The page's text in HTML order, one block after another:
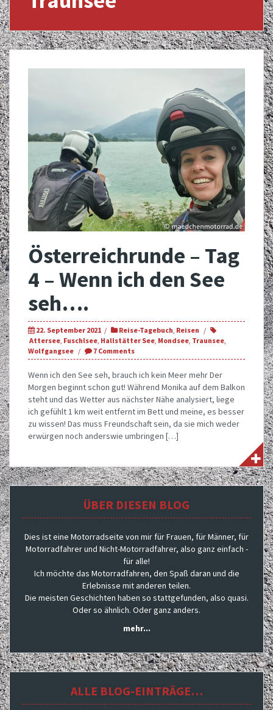
Österreichrunde – Tag
4 – Wenn ich den See
seh….
22. September 2021 Reise-Tagebuch, Reisen
Attersee, Fuschlsee, Hallstätter See, Mondsee, Traunsee,
Wolfgangsee
7 Comments
Wenn ich den See seh, brauch ich kein Meer mehr Der
Morgen beginnt schon gut! Während Monika auf dem Balkon
steht und das Wetter aus nächster Nähe analysiert, liege
ich gefühlt 1 km weit entfernt im Bett und meine, es besser
zu wissen! Das muss Freundschaft sein, da sie mich weder
erwürgen noch anderswie umbringen […]
ÜBER DIESEN BLOG
Dies ist eine Motorradseite von mir für Frauen, für Männer, für
Motorradfahrer und Nicht-Motorradfahrer, also ganz einfach -
für alle!
Ich möchte das Motorradfahren, den Spaß daran und die
Erlebnisse mit anderen teilen.
Die meisten Geschichten haben so stattgefunden, also quasi.
Oder so ähnlich. Oder ganz anders.
mehr...
ALLE BLOG-EINTRÄGE…